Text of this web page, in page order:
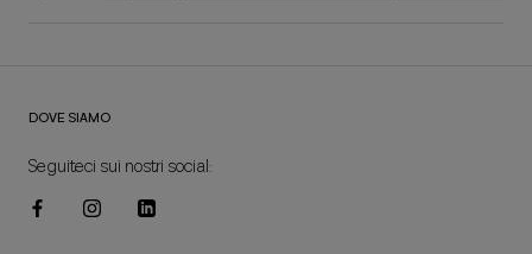
DOVE SIAMO
Seguiteci sui nostri social: